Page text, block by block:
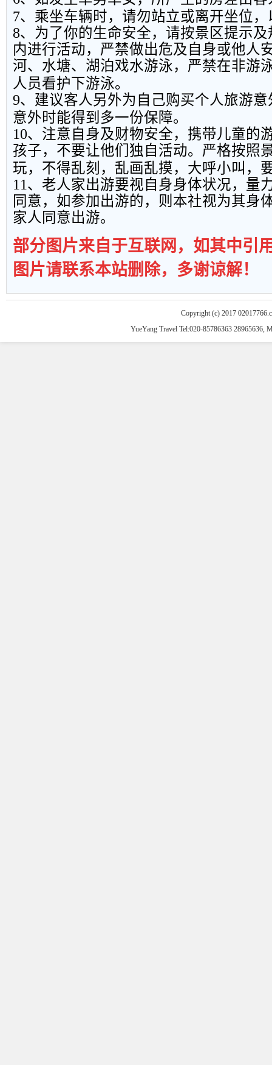
7、乘坐车辆时，请勿站立或离开坐位
8、为了你的生命安全，请按景区提示
内进行活动，严禁做出危及自身或他人
河、水塘、湖泊戏水游泳，严禁在非游
人员看护下游泳。
9、建议客人另外为自己购买个人旅游
意外时能得到多一份保障。
10、注意自身及财物安全，携带儿童的
孩子，不要让他们独自活动。严格按照
玩，不得乱刻，乱画乱摸，大呼小叫，
11、老人家出游要视自身身体状况，量
同意，如参加出游的，则本社视为其身
家人同意出游。
部分图片来自于互联网，如其中引
图片请联系本站删除，多谢谅解！
Copyright (c) 2017
YueYang Travel Tel:020-85786363 28965636,